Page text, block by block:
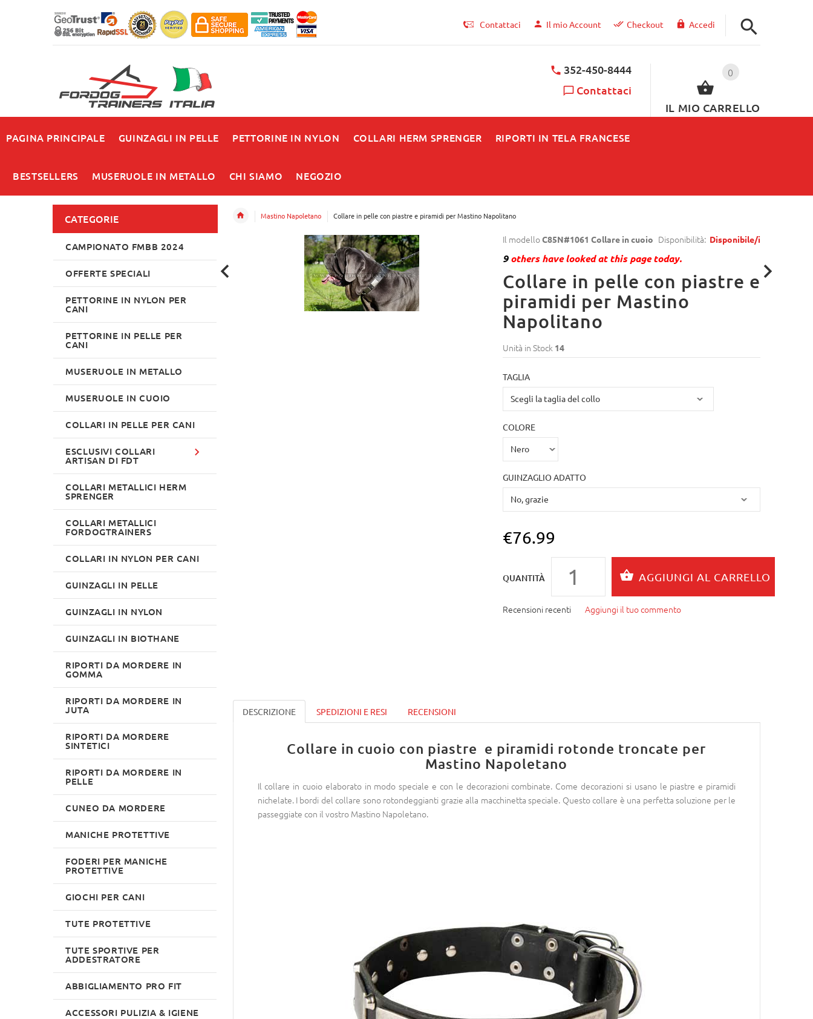
Contattaci Il mio Account Checkout Accedi
0
IL MIO CARRELLO
352-450-8444
Contattaci
PAGINA PRINCIPALE GUINZAGLI IN PELLE PETTORINE IN NYLON COLLARI HERM SPRENGER RIPORTI IN TELA FRANCESE
BESTSELLERS MUSERUOLE IN METALLO CHI SIAMO NEGOZIO
Mastino Napoletano Collare in pelle con piastre e piramidi per Mastino Napolitano
Il modelloC85N#1061 Collare in cuoio Disponibilità: Disponibile/i
9others have looked at this page today.
Collare in pelle con piastre e
piramidi per Mastino
Napolitano
Unità in Stock 14
TAGLIA
COLORE
GUINZAGLIO ADATTO
€76.99
QUANTITÀ
Recensioni recenti Aggiungi il tuo commento
DESCRIZIONE SPEDIZIONI E RESI RECENSIONI
Collare in cuoio con piastre e piramidi rotonde troncate per
Mastino Napoletano
Il collare in cuoio elaborato in modo speciale e con le decorazioni combinate. Come decorazioni si usano le piastre e piramidi
nichelate. I bordi del collare sono rotondeggianti grazie alla macchinetta speciale. Questo collare è una perfetta soluzione per le
passeggiate con il vostro Mastino Napoletano.
CATEGORIE
CAMPIONATO FMBB 2024
OFFERTE SPECIALI
PETTORINE IN NYLON PER
CANI
PETTORINE IN PELLE PER
CANI
MUSERUOLE IN METALLO
MUSERUOLE IN CUOIO
COLLARI IN PELLE PER CANI
ESCLUSIVI COLLARI
ARTISAN DI FDT
COLLARI METALLICI HERM
SPRENGER
COLLARI METALLICI
FORDOGTRAINERS
COLLARI IN NYLON PER CANI
GUINZAGLI IN PELLE
GUINZAGLI IN NYLON
GUINZAGLI IN BIOTHANE
RIPORTI DA MORDERE IN
GOMMA
RIPORTI DA MORDERE IN
JUTA
RIPORTI DA MORDERE
SINTETICI
RIPORTI DA MORDERE IN
PELLE
CUNEO DA MORDERE
MANICHE PROTETTIVE
FODERI PER MANICHE
PROTETTIVE
GIOCHI PER CANI
TUTE PROTETTIVE
TUTE SPORTIVE PER
ADDESTRATORE
ABBIGLIAMENTO PRO FIT
ACCESSORI PULIZIA & IGIENE